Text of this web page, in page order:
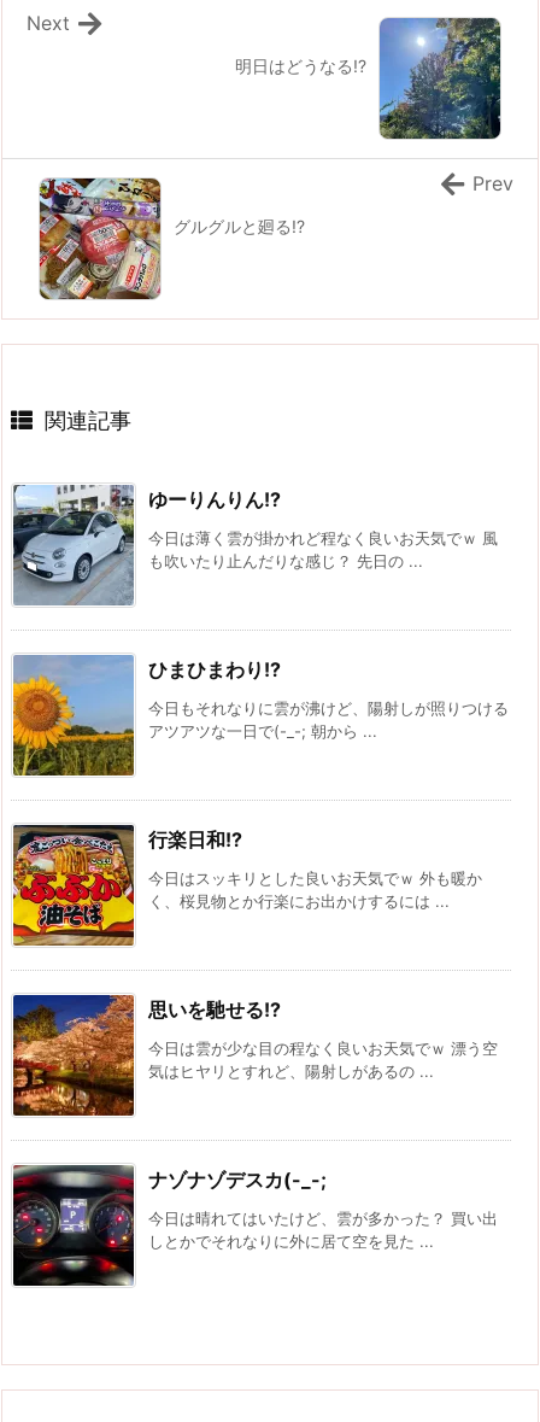
明日はどうなる!?
Next
グルグルと廻る!?
Prev
関連記事
ゆーりんりん!?
今日は薄く雲が掛かれど程なく良いお天気でｗ 風
も吹いたり止んだりな感じ？ 先日の ...
ひまひまわり!?
今日もそれなりに雲が沸けど、陽射しが照りつける
アツアツな一日で(-_-; 朝から ...
行楽日和!?
今日はスッキリとした良いお天気でｗ 外も暖か
く、桜見物とか行楽にお出かけするには ...
思いを馳せる!?
今日は雲が少な目の程なく良いお天気でｗ 漂う空
気はヒヤリとすれど、陽射しがあるの ...
ナゾナゾデスカ(-_-;
今日は晴れてはいたけど、雲が多かった？ 買い出
しとかでそれなりに外に居て空を見た ...